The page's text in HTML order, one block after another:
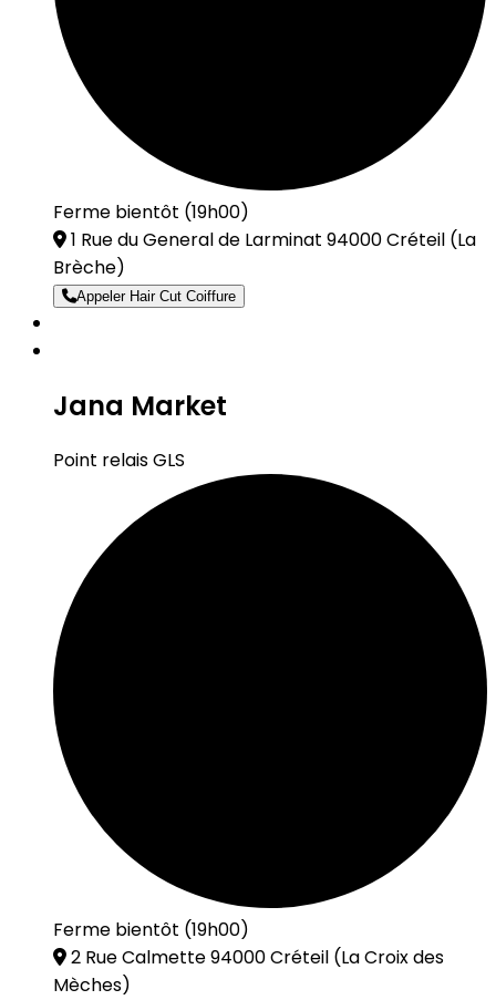
Ferme bientôt (19h00)
1 Rue du General de Larminat 94000 Créteil (La
Brèche)
Appeler Hair Cut Coiffure
Jana Market
Point relais GLS
Ferme bientôt (19h00)
2 Rue Calmette 94000 Créteil (La Croix des
Mèches)